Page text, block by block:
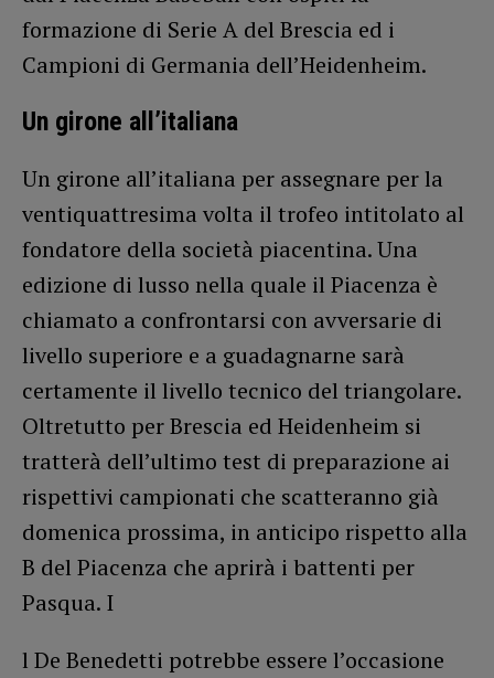
formazione di Serie A del Brescia ed i
Campioni di Germania dell’Heidenheim.
Un girone all’italiana
Un girone all’italiana per assegnare per la
ventiquattresima volta il trofeo intitolato al
fondatore della società piacentina. Una
edizione di lusso nella quale il Piacenza è
chiamato a confrontarsi con avversarie di
livello superiore e a guadagnarne sarà
certamente il livello tecnico del triangolare.
Oltretutto per Brescia ed Heidenheim si
tratterà dell’ultimo test di preparazione ai
rispettivi campionati che scatteranno già
domenica prossima, in anticipo rispetto alla
B del Piacenza che aprirà i battenti per
Pasqua. I
l De Benedetti potrebbe essere l’occasione